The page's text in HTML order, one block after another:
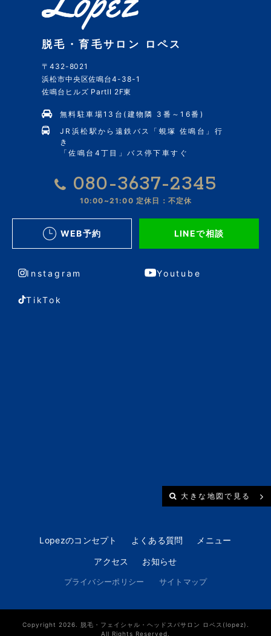
脱毛・育毛サロン ロペス
〒432-8021
浜松市中央区佐鳴台4-38-1
佐鳴台ヒルズ PartII 2F東
無料駐車場13台(建物隣 3番～16番)
JR浜松駅から遠鉄バス「蜆塚 佐鳴台」行
き
「佐鳴台4丁目」バス停下車すぐ
080-3637-2345
10:00~21:00 定休日：不定休
WEB予約 LINEで相談
Instagram Youtube
TikTok
大きな地図で見る
Lopezのコンセプト よくある質問 メニュー
アクセス お知らせ
プライバシーポリシー サイトマップ
Copyright 2026. 脱毛・フェイシャル・ヘッドスパサロン ロペス(lopez).
All Rights Reserved.